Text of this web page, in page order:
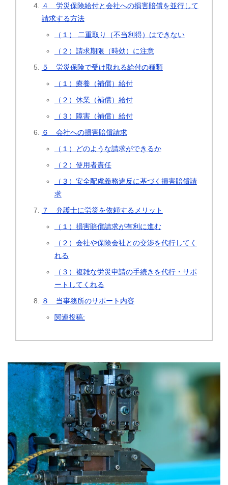
４ 労災保険給付と会社への損害賠償を並行して
請求する方法
（１） 二重取り（不当利得）はできない
（２）請求期限（時効）に注意
５ 労災保険で受け取れる給付の種類
（１）療養（補償）給付
（２）休業（補償）給付
（３）障害（補償）給付
６ 会社への損害賠償請求
（１）どのような請求ができるか
（２）使用者責任
（３）安全配慮義務違反に基づく損害賠償請
求
７ 弁護士に労災を依頼するメリット
（１）損害賠償請求が有利に進む
（２）会社や保険会社との交渉を代行してく
れる
（３）複雑な労災申請の手続きを代行・サポ
ートしてくれる
８ 当事務所のサポート内容
関連投稿: